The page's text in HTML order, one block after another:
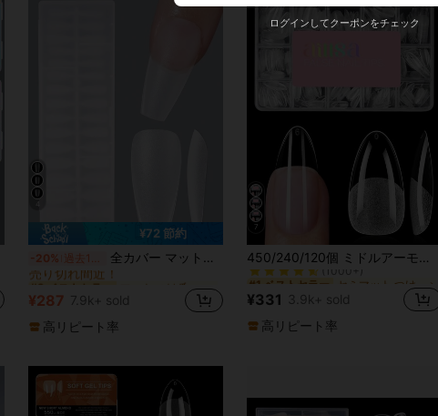
¥72 節約
-20% 全カバー マットフェイクネイル240本入り、台形形短い棺桶形状のネイル、痕跡なしのプロ用ネイルアートステッカー、透明ボックスパッケージ、プレスオンネイルネイル用品 偽ネイル 偽爪 フェイクネイル つけ爪
#2 ベストセラー マット つけ爪を付ける
売り切れ間近！
#2 ベストセラー
売り切れ間近！
#2 ベストセラー
売り切れ間近！
#2 ベストセラー マット つけ爪を付ける
売り切れ間近！
¥287
7.9k+ sold
高リピート率
7
450/240/120個 ミドルアーモンド型 ボックス入り アクリルネイルチップ 15サイズ ハーフフロスト内側 アクリルつけ爪 ネイルサロン・DIYネイルアート用 プレスオンネイル ネイル用品 エステティック
#1 ベストセラー
セミマット つけ爪チップ
(1000+)
#1 ベストセラー
#1 ベストセラー
#1 ベストセラー
セミマット つけ爪チップ
(1000+)
¥331
3.9k+ sold
高リピート率
ログインしてクーポンをチェック